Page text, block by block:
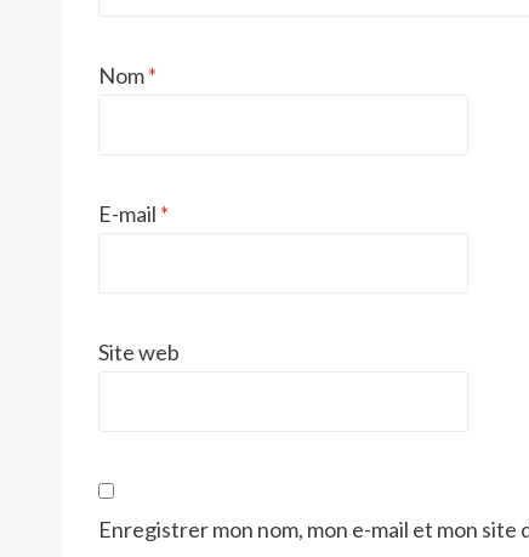
Nom*
E-mail *
Site web
Enregistrer mon nom, mon e-mail et mon